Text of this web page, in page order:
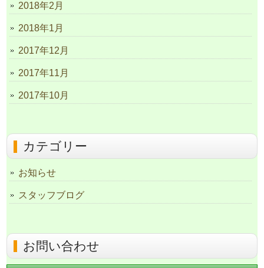
2018年2月
2018年1月
2017年12月
2017年11月
2017年10月
カテゴリー
お知らせ
スタッフブログ
お問い合わせ